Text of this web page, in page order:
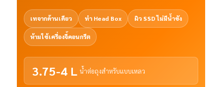
เทจากด้านเดียว ทำ Head Box ผิว SSD ไม่มีน้ำขัง
ห้ามใช้เครื่องจี้คอนกรีต
3.75-4 L น้ำต่อถุงสำหรับแบบเหลว